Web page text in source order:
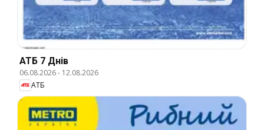
АТБ 7 Днів
06.08.2026- 12.08.2026
АТБ